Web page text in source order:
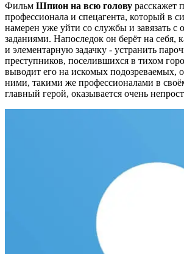
Фильм Шпион на всю голову расскажет
профессионала и спецагента, который в
намерен уже уйти со службы и завязать с
заданиями. Напоследок он берёт на себя,
и элементарную задачку - устранить
преступников, поселившихся в тихом
выводит его на искомых подозреваемых,
ними, такими же профессионалами в
главный герой, оказывается очень